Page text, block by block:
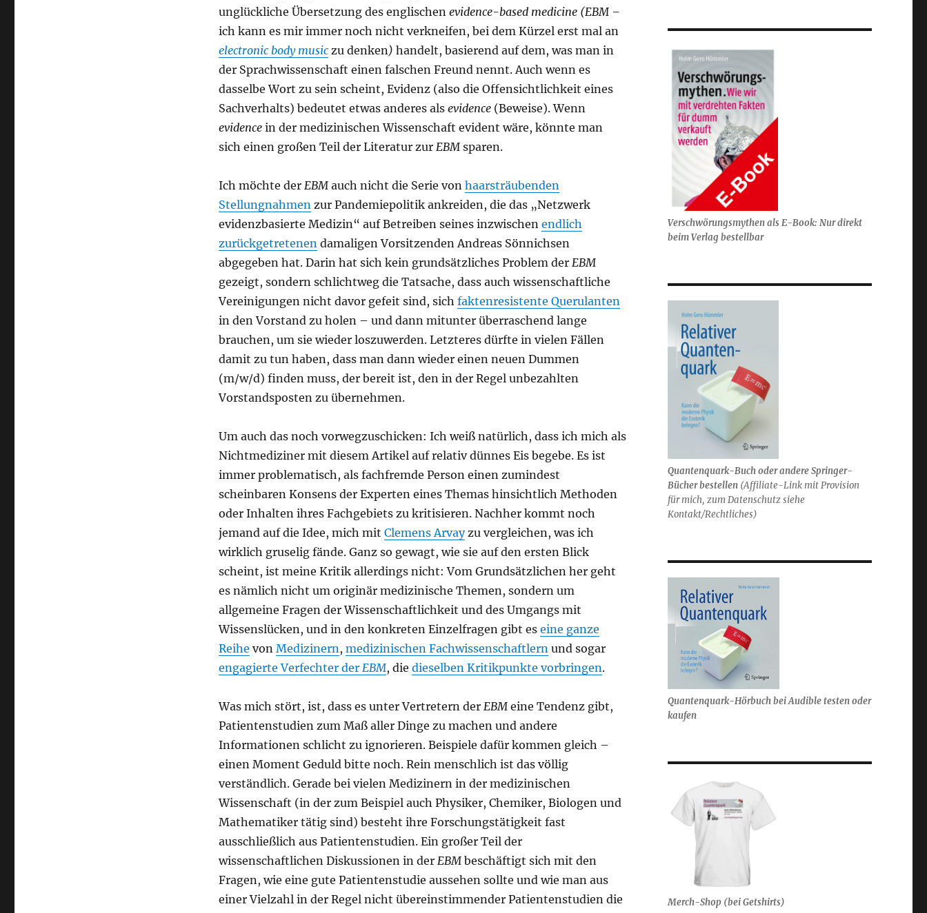
unglückliche Übersetzung des englischen evidence-based medicine (EBM –
ich kann es mir immer noch nicht verkneifen, bei dem Kürzel erst mal an
electronic body musiczu denken ) handelt, basierend auf dem, was man in
der Sprachwissenschaft einen falschen Freund nennt. Auch wenn es
dasselbe Wort zu sein scheint, Evidenz (also die Offensichtlichkeit eines
Sachverhalts) bedeutet etwas anderes als evidence(Beweise). Wenn
evidencein der medizinischen Wissenschaft evident wäre, könnte man
sich einen großen Teil der Literatur zur EBMsparen.
Ich möchte der EBMauch nicht die Serie von haarsträubenden
Stellungnahmen zur Pandemiepolitik ankreiden, die das „Netzwerk
evidenzbasierte Medizin“ auf Betreiben seines inzwischen endlich
zurückgetretenen damaligen Vorsitzenden Andreas Sönnichsen
abgegeben hat. Darin hat sich kein grundsätzliches Problem der EBM
gezeigt, sondern schlichtweg die Tatsache, dass auch wissenschaftliche
Vereinigungen nicht davor gefeit sind, sich faktenresistente Querulanten
in den Vorstand zu holen – und dann mitunter überraschend lange
brauchen, um sie wieder loszuwerden. Letzteres dürfte in vielen Fällen
damit zu tun haben, dass man dann wieder einen neuen Dummen
(m/w/d) finden muss, der bereit ist, den in der Regel unbezahlten
Vorstandsposten zu übernehmen.
Um auch das noch vorwegzuschicken: Ich weiß natürlich, dass ich mich als
Nichtmediziner mit diesem Artikel auf relativ dünnes Eis begebe. Es ist
immer problematisch, als fachfremde Person einen zumindest
scheinbaren Konsens der Experten eines Themas hinsichtlich Methoden
oder Inhalten ihres Fachgebiets zu kritisieren. Nachher kommt noch
jemand auf die Idee, mich mit Clemens Arvayzu vergleichen, was ich
wirklich gruselig fände. Ganz so gewagt, wie sie auf den ersten Blick
scheint, ist meine Kritik allerdings nicht: Vom Grundsätzlichen her geht
es nämlich nicht um originär medizinische Themen, sondern um
allgemeine Fragen der Wissenschaftlichkeit und des Umgangs mit
Wissenslücken, und in den konkreten Einzelfragen gibt es eine ganze
Reihe von Medizinern , medizinischen Fachwissenschaftlern und sogar
engagierte Verfechter der EBM, die dieselben Kritikpunkte vorbringen.
Was mich stört, ist, dass es unter Vertretern der EBMeine Tendenz gibt,
Patientenstudien zum Maß aller Dinge zu machen und andere
Informationen schlicht zu ignorieren. Beispiele dafür kommen gleich –
einen Moment Geduld bitte noch. Rein menschlich ist das völlig
verständlich. Gerade bei vielen Medizinern in der medizinischen
Wissenschaft (in der zum Beispiel auch Physiker, Chemiker, Biologen und
Mathematiker tätig sind) besteht ihre Forschungstätigkeit fast
ausschließlich aus Patientenstudien. Ein großer Teil der
wissenschaftlichen Diskussionen in der EBMbeschäftigt sich mit den
Fragen, wie eine gute Patientenstudie aussehen sollte und wie man aus
einer Vielzahl in der Regel nicht übereinstimmender Patientenstudien die
Verschwörungsmythen als E-Book: Nur direkt
beim Verlag bestellbar
Quantenquark-Buch oder andere Springer-
Bücher bestellen(Affiliate-Link mit Provision
für mich, zum Datenschutz siehe
Kontakt/Rechtliches)
Quantenquark-Hörbuch bei Audible testen oder
kaufen
Merch-Shop (bei Getshirts)